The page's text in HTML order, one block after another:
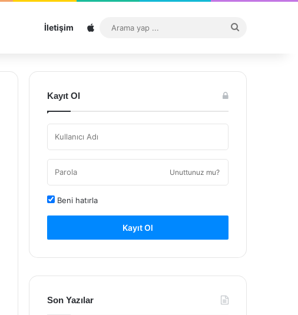
İletişim Sitemap
...
Kayıt Ol
Unuttunuz mu?
Beni hatırla
Kayıt Ol
Son Yazılar